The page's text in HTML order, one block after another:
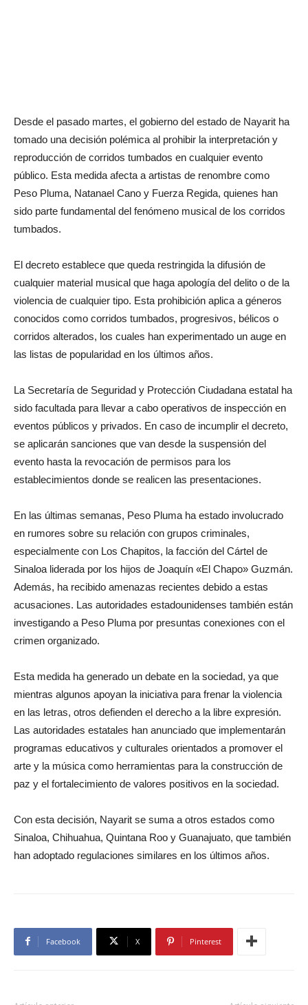
Desde el pasado martes, el gobierno del estado de Nayarit ha
tomado una decisión polémica al prohibir la interpretación y
reproducción de corridos tumbados en cualquier evento
público. Esta medida afecta a artistas de renombre como
Peso Pluma, Natanael Cano y Fuerza Regida, quienes han
sido parte fundamental del fenómeno musical de los corridos
tumbados.
El decreto establece que queda restringida la difusión de
cualquier material musical que haga apología del delito o de la
violencia de cualquier tipo. Esta prohibición aplica a géneros
conocidos como corridos tumbados, progresivos, bélicos o
corridos alterados, los cuales han experimentado un auge en
las listas de popularidad en los últimos años.
La Secretaría de Seguridad y Protección Ciudadana estatal ha
sido facultada para llevar a cabo operativos de inspección en
eventos públicos y privados. En caso de incumplir el decreto,
se aplicarán sanciones que van desde la suspensión del
evento hasta la revocación de permisos para los
establecimientos donde se realicen las presentaciones.
En las últimas semanas, Peso Pluma ha estado involucrado
en rumores sobre su relación con grupos criminales,
especialmente con Los Chapitos, la facción del Cártel de
Sinaloa liderada por los hijos de Joaquín «El Chapo» Guzmán.
Además, ha recibido amenazas recientes debido a estas
acusaciones. Las autoridades estadounidenses también están
investigando a Peso Pluma por presuntas conexiones con el
crimen organizado.
Esta medida ha generado un debate en la sociedad, ya que
mientras algunos apoyan la iniciativa para frenar la violencia
en las letras, otros defienden el derecho a la libre expresión.
Las autoridades estatales han anunciado que implementarán
programas educativos y culturales orientados a promover el
arte y la música como herramientas para la construcción de
paz y el fortalecimiento de valores positivos en la sociedad.
Con esta decisión, Nayarit se suma a otros estados como
Sinaloa, Chihuahua, Quintana Roo y Guanajuato, que también
han adoptado regulaciones similares en los últimos años.
Facebook X Pinterest